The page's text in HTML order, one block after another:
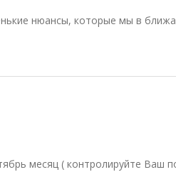
нюансы, которые мы в
месяц ( контролируйте Ваш